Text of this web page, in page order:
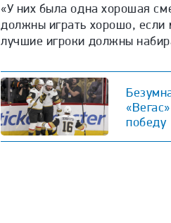
«У них была одна хорошая
должны играть хорошо, если
лучшие игроки должны
победу